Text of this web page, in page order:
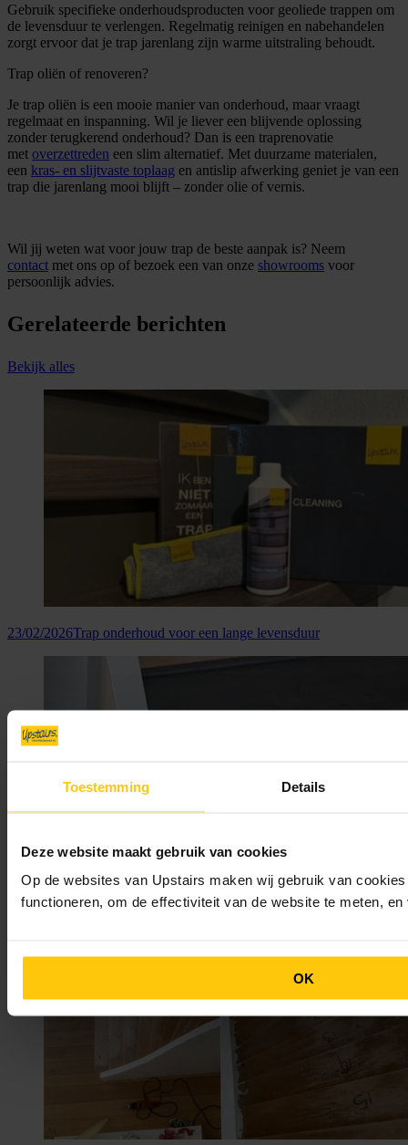
Toestemming Details
Deze website maakt gebruik van cookies
Op de websites van Upstairs maken wij gebruik van
functioneren, om de effectiviteit van de website te meten,
OK
Gebruik specifieke onderhoudsproducten voor geoliede trappen om
de levensduur te verlengen. Regelmatig reinigen en nabehandelen
zorgt ervoor dat je trap jarenlang zijn warme uitstraling behoudt.
Trap oliën of renoveren?
Je trap oliën is een mooie manier van onderhoud, maar vraagt
regelmaat en inspanning. Wil je liever een blijvende oplossing
zonder terugkerend onderhoud? Dan is een traprenovatie
met overzettreden een slim alternatief. Met duurzame materialen,
een kras- en slijtvaste toplaag en antislip afwerking geniet je van een
trap die jarenlang mooi blijft – zonder olie of vernis.
Wil jij weten wat voor jouw trap de beste aanpak is? Neem
contact met ons op of bezoek een van onze showrooms voor
persoonlijk advies.
Gerelateerde berichten
Bekijk alles
23/02/2026Trap onderhoud voor een lange levensduur
13/02/2026Je trap schoonmaken doe je zo!